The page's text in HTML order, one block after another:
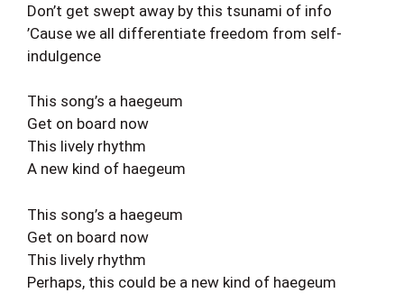
Don’t get swept away by this tsunami of info
’Cause we all differentiate freedom from self-
indulgence
This song’s a haegeum
Get on board now
This lively rhythm
A new kind of haegeum
This song’s a haegeum
Get on board now
This lively rhythm
Perhaps, this could be a new kind of haegeum